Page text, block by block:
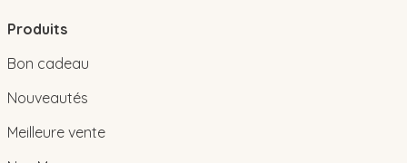
Produits
Bon cadeau
Nouveautés
Meilleure vente